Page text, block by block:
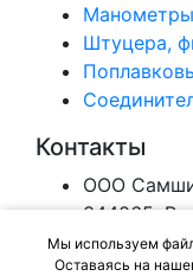
Мы используем
Оставаясь на
Манометры
Штуцера,
Контакты
ООО
344065,
Email: